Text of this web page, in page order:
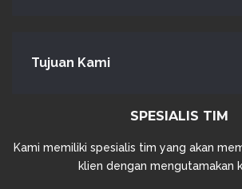
Tujuan Kami
SPESIALIS TIM
Kami memiliki spesialis tim yang akan
klien dengan mengutamakan